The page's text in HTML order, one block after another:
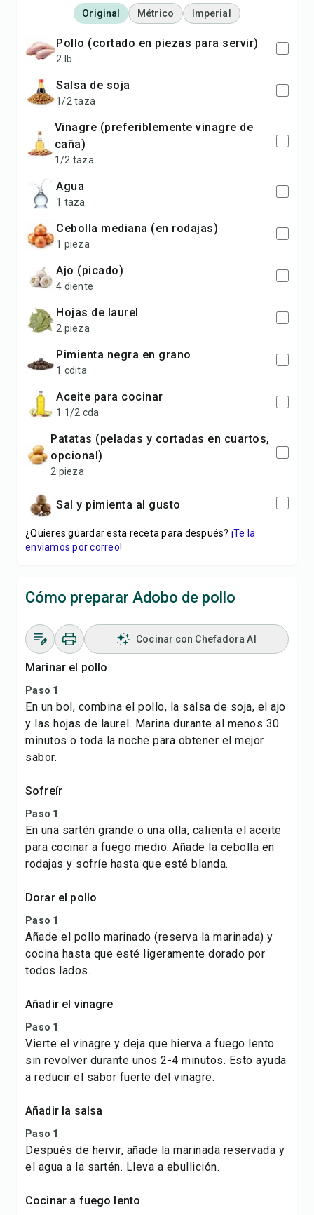
Original Métrico Imperial
pollo (cortado en piezas para servir)
2 lb
salsa de soja
1/2 taza
vinagre (preferiblemente vinagre de
caña)
1/2 taza
agua
1 taza
cebolla mediana (en rodajas)
1 pieza
ajo (picado)
4 diente
hojas de laurel
2 pieza
pimienta negra en grano
1 cdita
aceite para cocinar
1 1/2 cda
patatas (peladas y cortadas en cuartos,
opcional)
2 pieza
sal y pimienta al gusto
¿Quieres guardar esta receta para después? ¡Te la
enviamos por correo!
Cómo preparar Adobo de pollo
Cocinar con Chefadora AI
Marinar el pollo
Paso 1
En un bol, combina el pollo, la salsa de soja, el ajo
y las hojas de laurel. Marina durante al menos 30
minutos o toda la noche para obtener el mejor
sabor.
Sofreír
Paso 1
En una sartén grande o una olla, calienta el aceite
para cocinar a fuego medio. Añade la cebolla en
rodajas y sofríe hasta que esté blanda.
Dorar el pollo
Paso 1
Añade el pollo marinado (reserva la marinada) y
cocina hasta que esté ligeramente dorado por
todos lados.
Añadir el vinagre
Paso 1
Vierte el vinagre y deja que hierva a fuego lento
sin revolver durante unos 2-4 minutos. Esto ayuda
a reducir el sabor fuerte del vinagre.
Añadir la salsa
Paso 1
Después de hervir, añade la marinada reservada y
el agua a la sartén. Lleva a ebullición.
Cocinar a fuego lento